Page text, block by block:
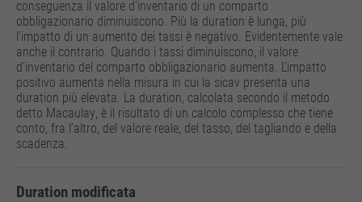
conseguenza il valore d’inventario di un comparto
obbligazionario diminuiscono. Più la duration è lunga, più
l’impatto di un aumento dei tassi è negativo. Evidentemente vale
anche il contrario. Quando i tassi diminuiscono, il valore
d’inventario del comparto obbligazionario aumenta. L’impatto
positivo aumenta nella misura in cui la sicav presenta una
duration più elevata. La duration, calcolata secondo il metodo
detto Macaulay, è il risultato di un calcolo complesso che tiene
conto, fra l’altro, del valore reale, del tasso, del tagliando e della
scadenza.
Duration modificata